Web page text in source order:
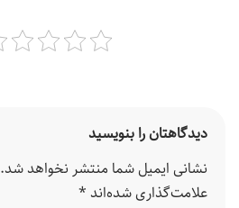
دیدگاهتان را بنویسید
نشانی ایمیل شما منتشر نخواهد شد.
علامت‌گذاری شده‌اند *